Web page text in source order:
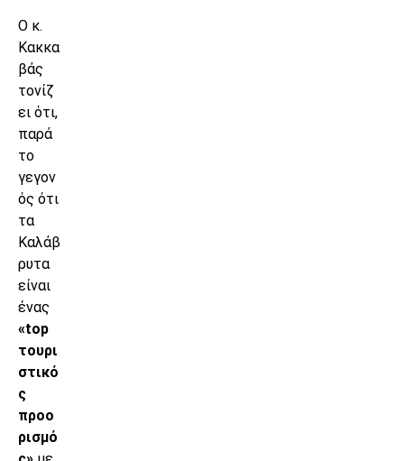
Ο κ.
Κακκα
βάς
τονίζ
ει ότι,
παρά
το
γεγον
ός ότι
τα
Καλάβ
ρυτα
είναι
ένας
«top
τουρι
στικό
ς
προο
ρισμό